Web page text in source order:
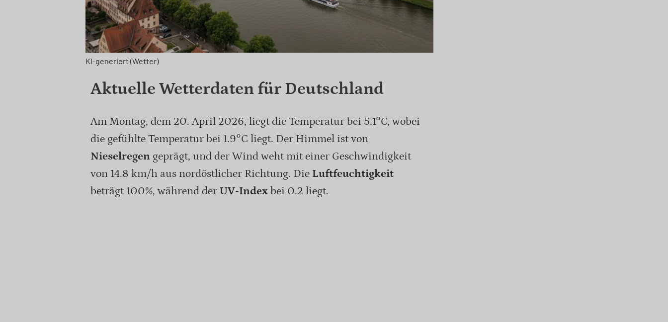
KI-generiert (Wetter)
Aktuelle Wetterdaten für Deutschland
Am Montag, dem 20. April 2026, liegt die Temperatur bei 5.1°C, wobei
die gefühlte Temperatur bei 1.9°C liegt. Der Himmel ist von
Nieselregen geprägt, und der Wind weht mit einer Geschwindigkeit
von 14.8 km/h aus nordöstlicher Richtung. Die Luftfeuchtigkeit
beträgt 100%, während der UV-Index bei 0.2 liegt.